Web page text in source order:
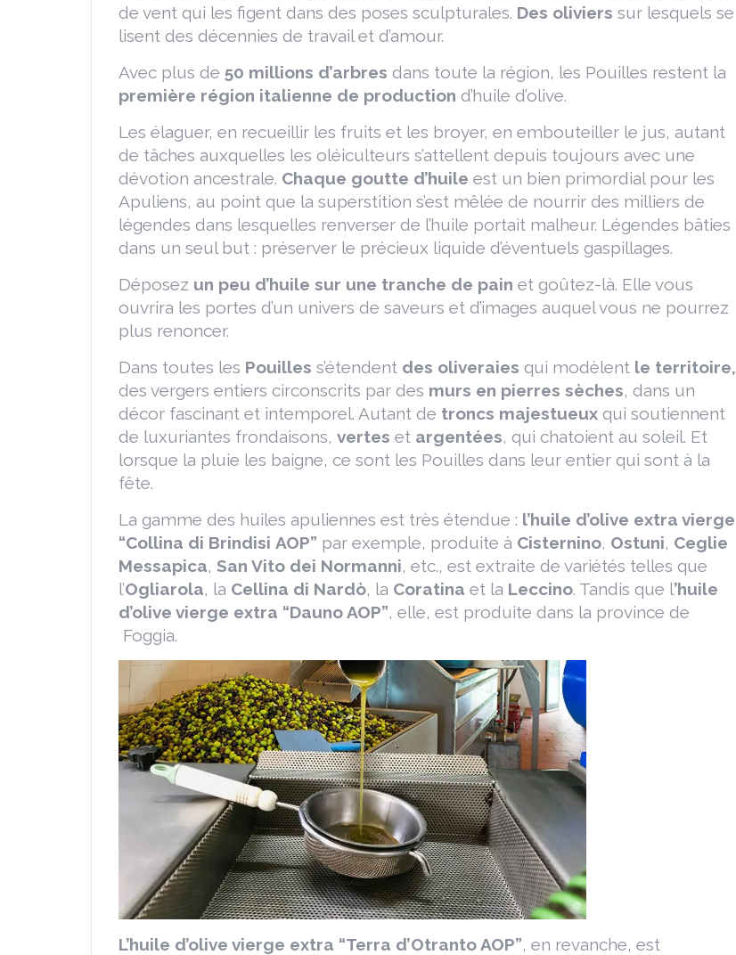
de vent qui les figent dans des poses sculpturales. Des oliviers sur lesquels se
lisent des décennies de travail et d’amour.
Avec plus de 50 millions d’arbres dans toute la région, les Pouilles restent la
première région italienne de production d’huile d’olive.
Les élaguer, en recueillir les fruits et les broyer, en embouteiller le jus, autant
de tâches auxquelles les oléiculteurs s’attellent depuis toujours avec une
dévotion ancestrale. Chaque goutte d’huile est un bien primordial pour les
Apuliens, au point que la superstition s’est mêlée de nourrir des milliers de
légendes dans lesquelles renverser de l’huile portait malheur. Légendes bâties
dans un seul but : préserver le précieux liquide d’éventuels gaspillages.
Déposez un peu d’huile sur une tranche de pain et goûtez-là. Elle vous
ouvrira les portes d’un univers de saveurs et d’images auquel vous ne pourrez
plus renoncer.
Dans toutes les Pouilles s’étendent des oliveraies qui modèlent le territoire,
des vergers entiers circonscrits par des murs en pierres sèches, dans un
décor fascinant et intemporel. Autant de troncs majestueux qui soutiennent
de luxuriantes frondaisons, vertes et argentées, qui chatoient au soleil. Et
lorsque la pluie les baigne, ce sont les Pouilles dans leur entier qui sont à la
fête.
La gamme des huiles apuliennes est très étendue : l’huile d’olive extra vierge
“Collina di Brindisi AOP” par exemple, produite à Cisternino, Ostuni, Ceglie
Messapica, San Vito dei Normanni, etc., est extraite de variétés telles que
l’Ogliarola, la Cellina di Nardò, la Coratina et la Leccino. Tandis que l’huile
d’olive vierge extra “Dauno AOP”, elle, est produite dans la province de
Foggia.
L’huile d’olive vierge extra “Terra d’Otranto AOP”, en revanche, est